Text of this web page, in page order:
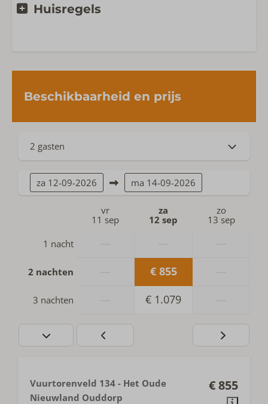
Huisregels
Beschikbaarheid en prijs
2 gasten
za 12-09-2026 ma 14-09-2026
vr
11 sep
za
12 sep
zo
13 sep
1 nacht
2 nachten € 855
3 nachten € 1.079
€ 855
Vuurtorenveld 134 - Het Oude
Nieuwland Ouddorp